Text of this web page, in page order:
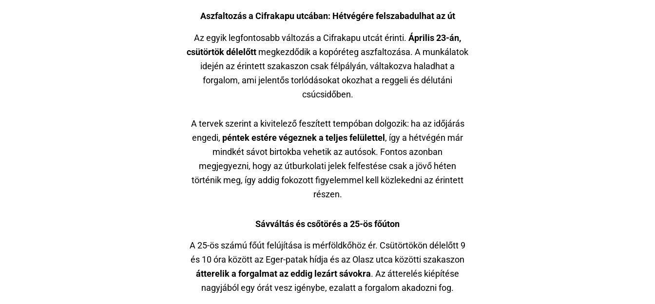
Aszfaltozás a Cifrakapu utcában: Hétvégére felszabadulhat az út
Az egyik legfontosabb változás a Cifrakapu utcát érinti. Április 23-án,
csütörtök délelőtt megkezdődik a kopóréteg aszfaltozása. A munkálatok
idején az érintett szakaszon csak félpályán, váltakozva haladhat a
forgalom, ami jelentős torlódásokat okozhat a reggeli és délutáni
csúcsidőben.
A tervek szerint a kivitelező feszített tempóban dolgozik: ha az időjárás
engedi, péntek estére végeznek a teljes felülettel , így a hétvégén már
mindkét sávot birtokba vehetik az autósok. Fontos azonban
megjegyezni, hogy az útburkolati jelek felfestése csak a jövő héten
történik meg, így addig fokozott figyelemmel kell közlekedni az érintett
részen.
Sávváltás és csőtörés a 25-ös főúton
A 25-ös számú főút felújítása is mérföldkőhöz ér. Csütörtökön délelőtt 9
és 10 óra között az Eger-patak hídja és az Olasz utca közötti szakaszon
átterelik a forgalmat az eddig lezárt sávokra. Az átterelés kiépítése
nagyjából egy órát vesz igénybe, ezalatt a forgalom akadozni fog.